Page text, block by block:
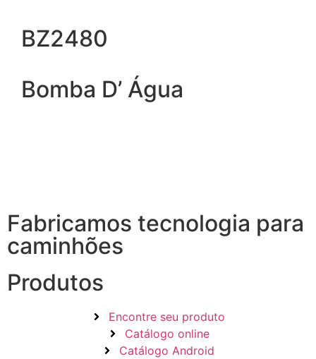
BZ2480
Bomba D’ Água
Fabricamos tecnologia para
caminhões
Produtos
Encontre seu produto
Catálogo online
Catálogo Android